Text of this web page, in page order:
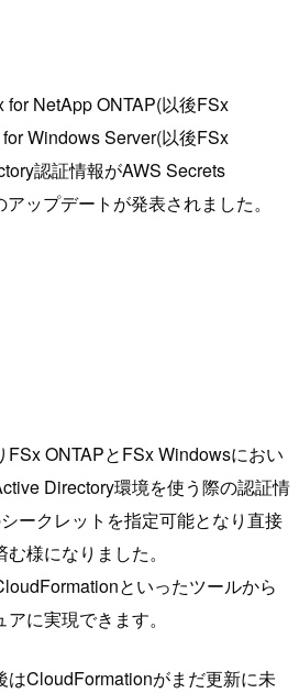
NetApp ONTAP(以後FSx
Windows Server(以後FSx
認証情報がAWS Secrets
ップデートが発表されました。
FSx ONTAPとFSx Windowsにおい
Directory環境を使う際の認証情
ークレットを指定可能となり直接
様になりました。
といったツールから
に実現できます。
はCloudFormationがまだ更新に未